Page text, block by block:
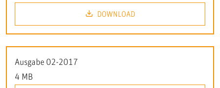
DOWNLOAD
Ausgabe 02-2017
4 MB